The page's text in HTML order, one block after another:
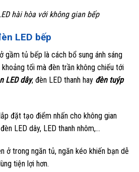
hài hòa với không gian bếp
LED bếp
gầm tủ bếp là cách bổ sung ánh sáng
tối mà đèn trần không chiếu tới
LED dây, đèn LED thanh hay đèn tuýp
đặt tạo điểm nhấn cho không gian
LED dây, LED thanh nhôm,…
ở trong ngăn tủ, ngăn kéo khiến bạn dễ
tiện lợi hơn.